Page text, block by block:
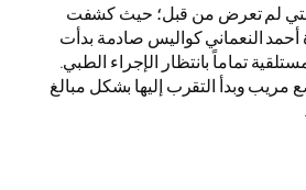
لم تعرض من قبل؛ حيث كشفت
أحمد النعماني كواليس صادمة بدأت
تماماً بانتظار الإجراء الطبي.
مريب وبدأ التقرب إليها بشكل مبالغ